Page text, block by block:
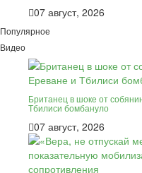
07 август, 2026
Популярное
Видео
Британец в шоке от
Тбилиси бомбануло
07 август, 2026